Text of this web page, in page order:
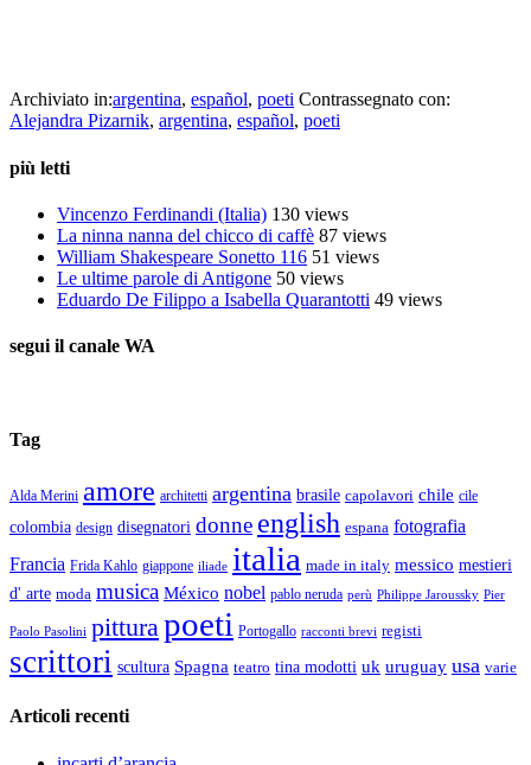
Archiviato in:argentina, español, poeti Contrassegnato con:
Alejandra Pizarnik, argentina, español, poeti
più letti
Vincenzo Ferdinandi (Italia) 130 views
La ninna nanna del chicco di caffè 87 views
William Shakespeare Sonetto 116 51 views
Le ultime parole di Antigone 50 views
Eduardo De Filippo a Isabella Quarantotti 49 views
segui il canale WA
Tag
Alda Merini amore architetti argentina brasile capolavori chile cile
colombia design disegnatori donne english espana fotografia
Francia Frida Kahlo giappone iliade italia made in italy messico mestieri
d' arte moda musica México nobel pablo neruda perù Philippe Jaroussky Pier
Paolo Pasolini pitturapoeti Portogallo racconti brevi registi
scrittori scultura Spagna teatro tina modotti uk uruguay usa varie
Articoli recenti